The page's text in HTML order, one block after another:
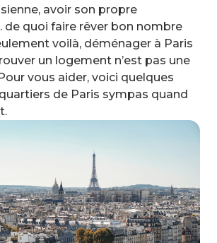
avoir son propre
quoi faire rêver bon nombre
voilà, déménager à Paris
un logement n’est pas une
vous aider, voici quelques
de Paris sympas quand